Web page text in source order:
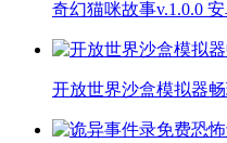
奇幻猫咪故事v.1.0.0
开放世界沙盒模拟器